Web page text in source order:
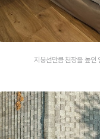
지붕선만큼 천장을 높인